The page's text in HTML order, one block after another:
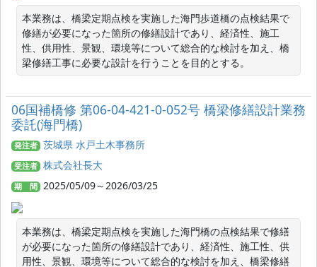
本業務は、橋梁定期点検を実施した海門歩道橋の点検結果で
修繕が必要になった箇所の修繕設計であり、経済性、施工
性、供用性、景観、環境等について総合的な検討を加え、橋
梁修繕工事に必要な設計を行うことを目的とする。
06国補橋修 第06-04-421-0-052号 橋梁修繕設計業務
委託(海門橋)
発注者 茨城県 水戸土木事務所
受注者 株式会社長大
期 間 2025/05/09～2026/03/25
本業務は、橋梁定期点検を実施した海門橋の点検結果で修繕
が必要になった箇所の修繕設計であり、経済性、施工性、供
用性、景観、環境等について総合的な検討を加え、橋梁修繕